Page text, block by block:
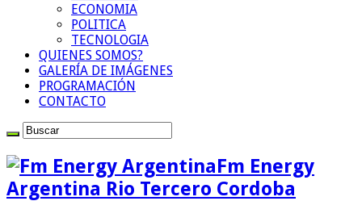
ECONOMIA
POLITICA
TECNOLOGIA
QUIENES SOMOS?
GALERÍA DE IMÁGENES
PROGRAMACIÓN
CONTACTO
Fm Energy
Argentina Rio Tercero Cordoba